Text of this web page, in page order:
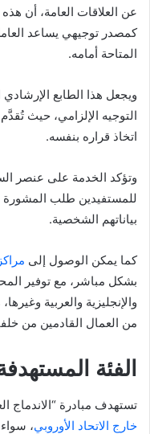
عن العلاقات العامة، أن هذه
كمصدر توجيهي يساعد
المتاحة أمامه.
ويجعل هذا الطابع
التوجيه الإلزامي، حيث
اتخاذ قراره بنفسه.
وتؤكد الخدمة على عنصر
للمستفيدين طلب المشورة
بياناتهم الشخصية.
كما يمكن الوصول إلى
بشكل مباشر، مع توفير
والإنجليزية والعربية
من العمال القادمين من
الفئة
تستهدف مبادرة “الاندماج
خارج الاتحاد الأوروبي،